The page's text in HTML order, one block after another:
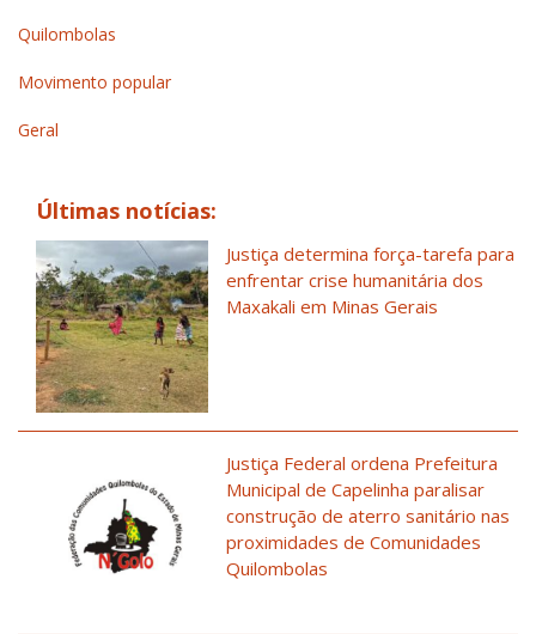
Quilombolas
Movimento popular
Geral
Últimas notícias:
Justiça determina força-tarefa para
enfrentar crise humanitária dos
Maxakali em Minas Gerais
Justiça Federal ordena Prefeitura
Municipal de Capelinha paralisar
construção de aterro sanitário nas
proximidades de Comunidades
Quilombolas